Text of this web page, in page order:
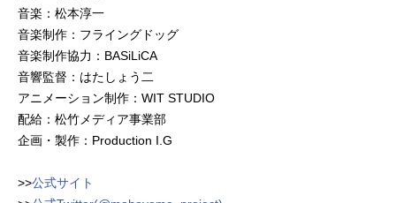
音楽：松本淳一
音楽制作：フライングドッグ
音楽制作協力：BASiLiCA
音響監督：はたしょう二
アニメーション制作：WIT STUDIO
配給：松竹メディア事業部
企画・製作：Production I.G
>>公式サイト